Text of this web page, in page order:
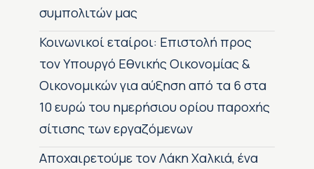
συμπολιτών μας
Κοινωνικοί εταίροι: Επιστολή προς
τον Υπουργό Εθνικής Οικονομίας &
Οικονομικών για αύξηση από τα 6 στα
10 ευρώ του ημερήσιου ορίου παροχής
σίτισης των εργαζόμενων
Αποχαιρετούμε τον Λάκη Χαλκιά, ένα